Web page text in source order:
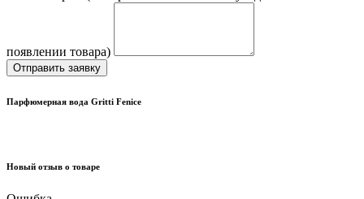
появлении товара)
Отправить заявку
Парфюмерная вода Gritti Fenice
Новый отзыв о товаре